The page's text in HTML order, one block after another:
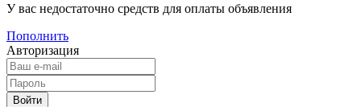
У вас недостаточно средств для оплаты объявления
Пополнить
Авторизация